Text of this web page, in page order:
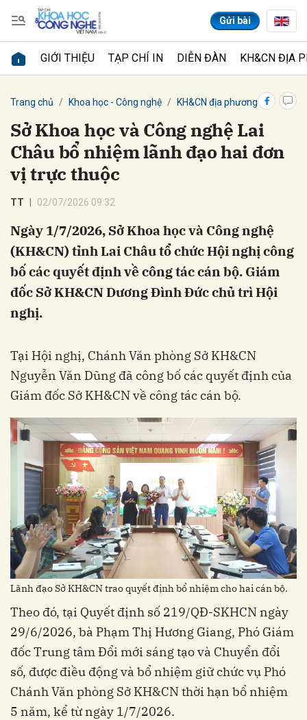
Gửi bài
GIỚI THIỆU TẠP CHÍ IN DIỄN ĐÀN KH&CN ĐỊA
Trang chủ Khoa học - Công nghệ KH&CN địa phương
Sở Khoa học và Công nghệ Lai
Châu bổ nhiệm lãnh đạo hai đơn
vị trực thuộc
TT 02/07/2026 09:32
Ngày 1/7/2026, Sở Khoa học và Công nghệ
(KH&CN) tỉnh Lai Châu tổ chức Hội nghị công
bố các quyết định về công tác cán bộ. Giám
đốc Sở KH&CN Dương Đình Đức chủ trì Hội
nghị.
Tại Hội nghị, Chánh Văn phòng Sở KH&CN
Nguyễn Văn Dũng đã công bố các quyết định của
Giám đốc Sở KH&CN về công tác cán bộ.
Lãnh đạo Sở KH&CN trao quyết định bổ nhiệm cho hai cán bộ.
Theo đó, tại Quyết định số 219/QĐ-SKHCN ngày
29/6/2026, bà Phạm Thị Hương Giang, Phó Giám
đốc Trung tâm Đổi mới sáng tạo và Chuyển đổi
số, được điều động và bổ nhiệm giữ chức vụ Phó
Chánh Văn phòng Sở KH&CN thời hạn bổ nhiệm
5 năm, kể từ ngày 1/7/2026.
Gửi bình luận
Hủy Gửi